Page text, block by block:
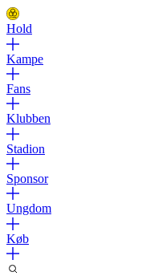
Hold
Kampe
Fans
Klubben
Stadion
Sponsor
Ungdom
Køb